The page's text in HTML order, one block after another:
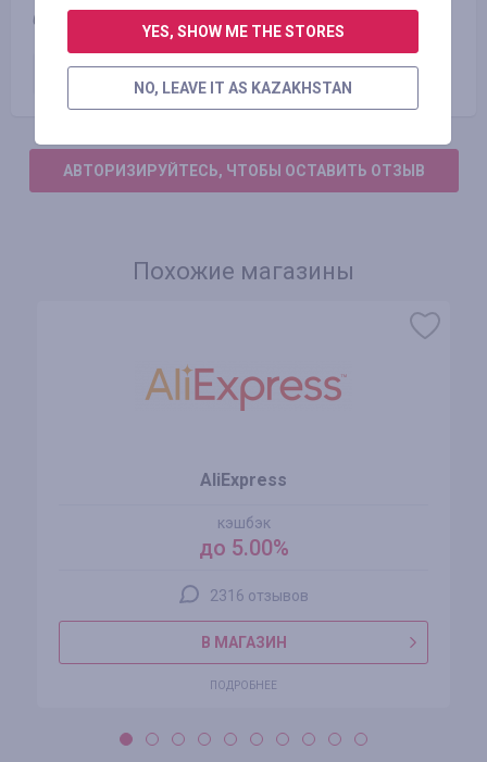
0,8% Cycling,Vouchercode
6.40% Оплаченный заказ
АВТОРИЗИРУЙТЕСЬ, ЧТОБЫ ОСТАВИТЬ ОТЗЫВ
Похожие магазины
AliExpress
кэшбэк
до 5.00%
2316 отзывов
В МАГАЗИН
ПОДРОБНЕЕ
YES, SHOW ME THE STORES
NO, LEAVE IT AS KAZAKHSTAN